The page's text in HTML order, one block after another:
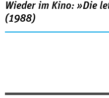
Wieder im Kino: »Die
(1988)